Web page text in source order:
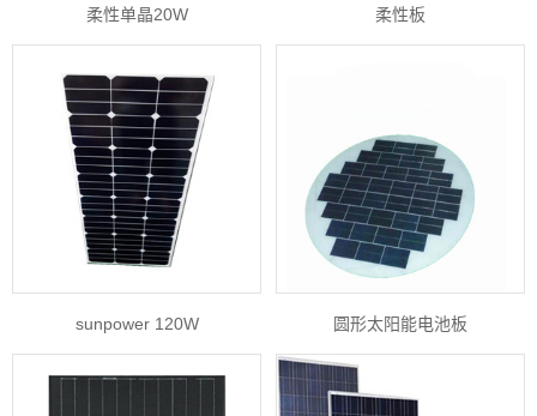
柔性单晶20W 柔性板
sunpower 120W 圆形太阳能电池板